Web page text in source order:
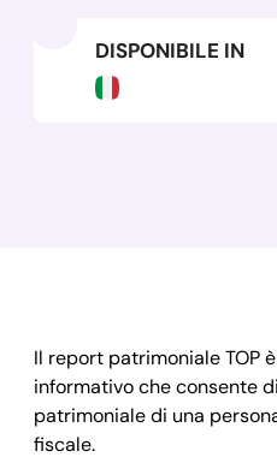
DISPONIBILE IN
Il report patrimoniale TOP
informativo che consente
patrimoniale di una
fiscale.